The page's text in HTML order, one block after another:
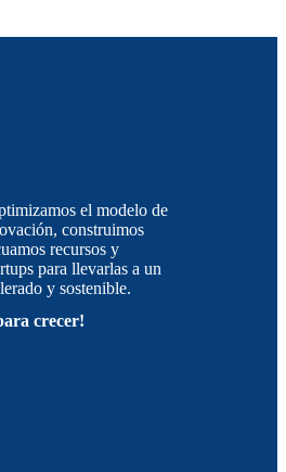
el modelo de
construimos
recursos y
para llevarlas a un
y sostenible.
crecer!